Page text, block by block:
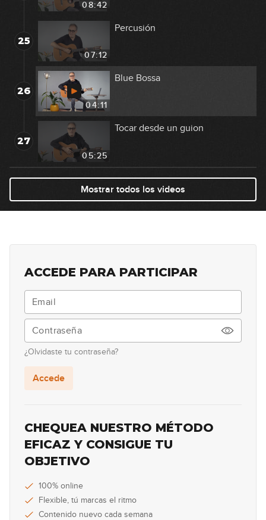
08:42
25
07:12
Percusión
26
04:11
Blue Bossa
27
05:25
Tocar desde un guion
Mostrar todos los videos
ACCEDE PARA PARTICIPAR
¿Olvidaste tu contraseña?
Accede
CHEQUEA NUESTRO MÉTODO
EFICAZ Y CONSIGUE TU
OBJETIVO
100% online
Flexible, tú marcas el ritmo
Contenido nuevo cada semana